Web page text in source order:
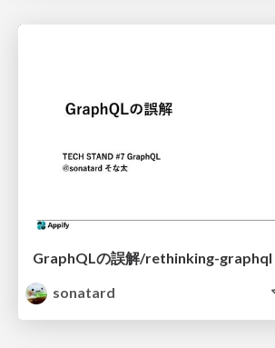
GraphQLの誤解/rethinking-graphql
sonatard